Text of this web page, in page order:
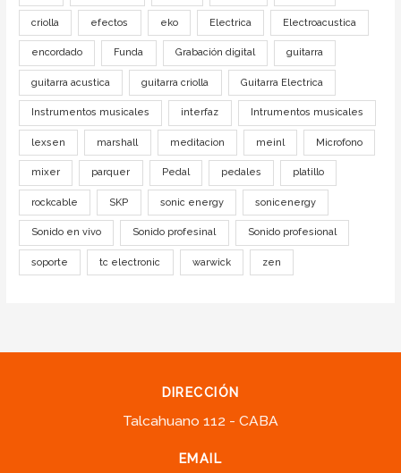
criolla efectos eko Electrica Electroacustica
encordado Funda Grabación digital guitarra
guitarra acustica guitarra criolla Guitarra Electrica
Instrumentos musicales interfaz Intrumentos musicales
lexsen marshall meditacion meinl Microfono
mixer parquer Pedal pedales platillo
rockcable SKP sonic energy sonicenergy
Sonido en vivo Sonido profesinal Sonido profesional
soporte tc electronic warwick zen
DIRECCIÓN
Talcahuano 112 - CABA
EMAIL